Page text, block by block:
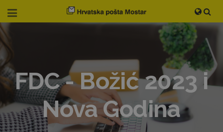
FDC - Božić 2023 i
Nova Godina